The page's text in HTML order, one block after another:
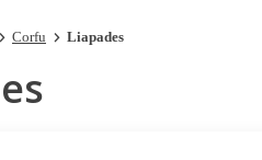
Corfu Liapades